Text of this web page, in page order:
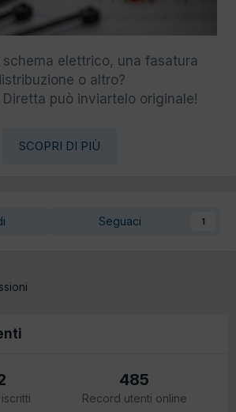
elettrico, una fasatura
o altro?
Diretta può inviartelo originale!
SCOPRI DI PIÙ
Seguaci 1
485
Record utenti online